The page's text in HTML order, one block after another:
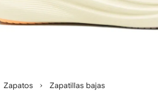
Zapatos Zapatillas bajas